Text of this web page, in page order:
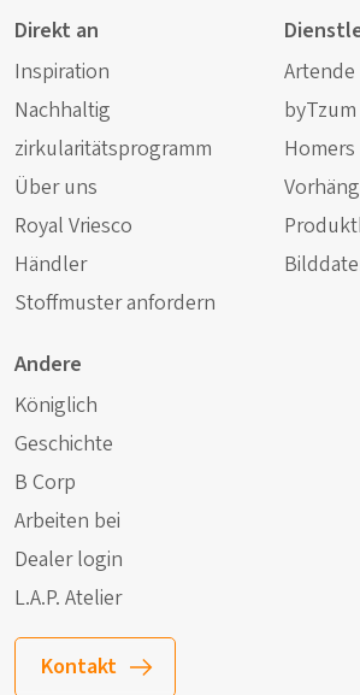
Direkt an
Inspiration
Nachhaltig
zirkularitätsprogramm
Über uns
Royal Vriesco
Händler
Stoffmuster anfordern
Artende
byTzum
Homers
Andere
Königlich
Geschichte
B Corp
Arbeiten bei
Dealer login
L.A.P. Atelier
Kontakt